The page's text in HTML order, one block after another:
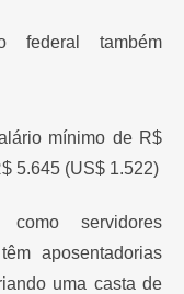
federal também
mínimo de R$
5.645 (US$ 1.522)
como servidores
aposentadorias
uma casta de